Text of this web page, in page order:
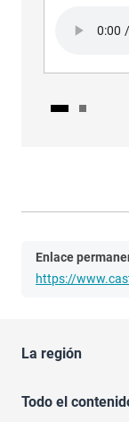
Enlace
https://
La región
Todo el